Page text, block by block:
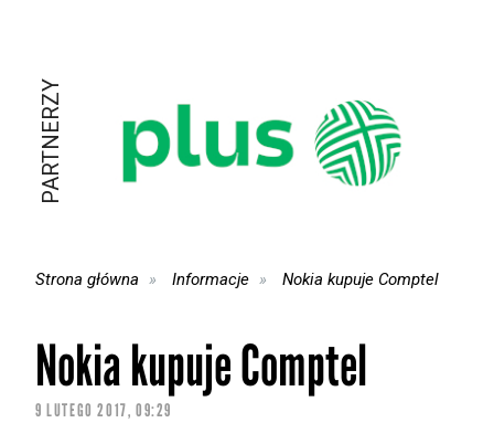
PARTNERZY
Strona główna Informacje Nokia kupuje Comptel
Nokia kupuje Comptel
9 LUTEGO 2017, 09:29